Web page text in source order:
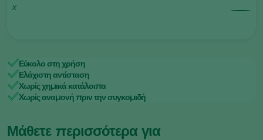
x
Εύκολο στη χρήση
Ελάχιστη αντίσταση
Χωρίς χημικά κατάλοιπα
Χωρίς αναμονή πριν την συγκομιδή
Μάθετε περισσότερα για